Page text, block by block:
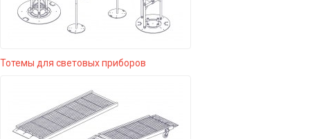
Тотемы для световых приборов